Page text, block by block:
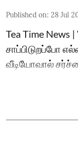
Published on: 28 Jul
Tea Time
சாப்பிடுறப்போ
வீடியோவால்